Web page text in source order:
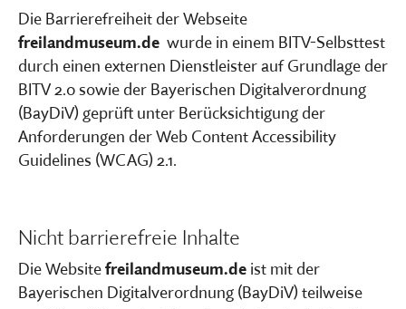
Die Barrierefreiheit der Webseite
freilandmuseum.de wurde in einem BITV-Selbsttest
durch einen externen Dienstleister auf Grundlage der
BITV 2.0 sowie der Bayerischen Digitalverordnung
(BayDiV) geprüft unter Berücksichtigung der
Anforderungen der Web Content Accessibility
Guidelines (WCAG) 2.1.
Nicht barrierefreie Inhalte
Die Websitefreilandmuseum.de ist mit der
Bayerischen Digitalverordnung (BayDiV) teilweise